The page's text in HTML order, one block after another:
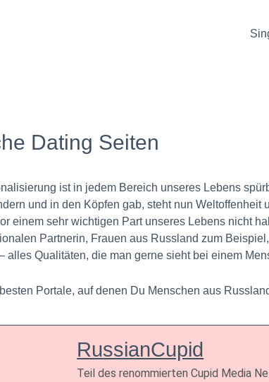
Dating Seiten
ist in jedem Bereich unseres Lebens
und in den Köpfen gab, steht nun
einem sehr wichtigen Part unseres Lebens nicht
Partnerin, Frauen aus Russland zum
alles Qualitäten, die man gerne sieht bei einem
Portale, auf denen Du Menschen aus
RussianCupid
Teil des renommierten Cupid Media